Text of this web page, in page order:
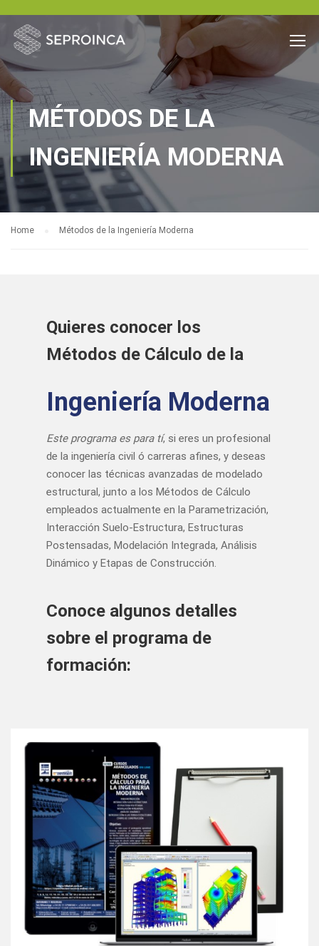
MÉTODOS DE LA
INGENIERÍA MODERNA
Home Métodos de la Ingeniería Moderna
Quieres conocer los
Métodos de Cálculo de la
Ingeniería Moderna
Este programa es para tí, si eres un profesional
de la ingeniería civil ó carreras afines, y deseas
conocer las técnicas avanzadas de modelado
estructural, junto a los Métodos de Cálculo
empleados actualmente en la Parametrización,
Interacción Suelo-Estructura, Estructuras
Postensadas, Modelación Integrada, Análisis
Dinámico y Etapas de Construcción.
Conoce algunos detalles
sobre el programa de
formación: